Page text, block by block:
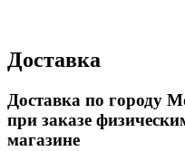
Доставка
Доставка по городу
при заказе
магазине